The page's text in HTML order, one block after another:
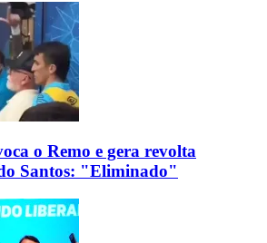
o Remo e gera revolta
Santos: "Eliminado"